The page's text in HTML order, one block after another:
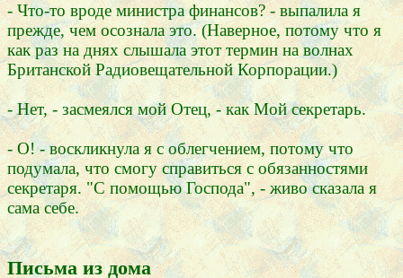
- Что-то вроде министра финансов? - выпалила я
прежде, чем осознала это. (Наверное, потому что я
как раз на днях слышала этот термин на волнах
Британской Радиовещательной Корпорации.)
- Нет, - засмеялся мой Отец, - как Мой секретарь.
- О! - воскликнула я с облегчением, потому что
подумала, что смогу справиться с обязанностями
секретаря. "С помощью Господа", - живо сказала я
сама себе.
Письма из дома